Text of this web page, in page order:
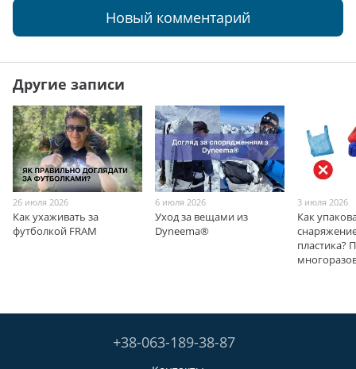
Новый комментарий
Другие записи
26 июля 2026
Как ухаживать за
футболкой FRAM
6 июля 2026
Уход за вещами из
Dyneema®
3 июля 2026
Как
пластика?
+38-063-189-38-87